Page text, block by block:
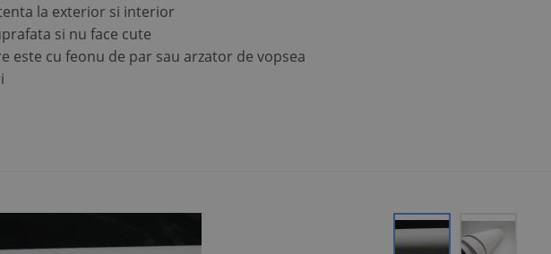
la exterior si interior
si nu face cute
este cu feonu de par sau arzator de vopsea